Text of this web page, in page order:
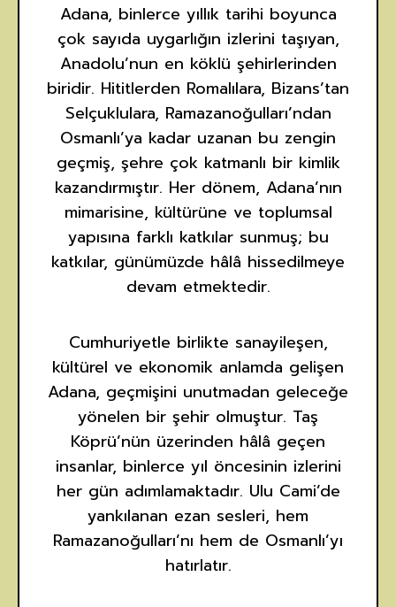
Adana, binlerce yıllık tarihi boyunca
çok sayıda uygarlığın izlerini taşıyan,
Anadolu’nun en köklü şehirlerinden
biridir. Hititlerden Romalılara, Bizans’tan
Selçuklulara, Ramazanoğulları’ndan
Osmanlı’ya kadar uzanan bu zengin
geçmiş, şehre çok katmanlı bir kimlik
kazandırmıştır. Her dönem, Adana’nın
mimarisine, kültürüne ve toplumsal
yapısına farklı katkılar sunmuş; bu
katkılar, günümüzde hâlâ hissedilmeye
devam etmektedir.
Cumhuriyetle birlikte sanayileşen,
kültürel ve ekonomik anlamda gelişen
Adana, geçmişini unutmadan geleceğe
yönelen bir şehir olmuştur. Taş
Köprü’nün üzerinden hâlâ geçen
insanlar, binlerce yıl öncesinin izlerini
her gün adımlamaktadır. Ulu Cami’de
yankılanan ezan sesleri, hem
Ramazanoğulları’nı hem de Osmanlı’yı
hatırlatır.